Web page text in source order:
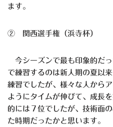
ます。
② 関西選手権（浜寺杯）
今シーズンで最も印象的だ
で練習するのは新人期の夏以
練習でしたが、様々な人から
ようにタイムが伸びて、成長
的には７位でしたが、技術面
た時期だったかと思います。